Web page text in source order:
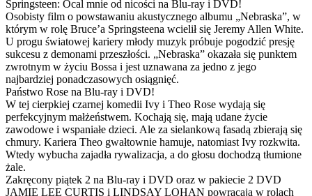
Springsteen: Ocal mnie od nicości na Blu-ray i DVD!
Osobisty film o powstawaniu akustycznego albumu „Nebraska”, w
którym w rolę Bruce’a Springsteena wcielił się Jeremy Allen White.
U progu światowej kariery młody muzyk próbuje pogodzić presję
sukcesu z demonami przeszłości. „Nebraska” okazała się punktem
zwrotnym w życiu Bossa i jest uznawana za jedno z jego
najbardziej ponadczasowych osiągnięć.
Państwo Rose na Blu-ray i DVD!
W tej cierpkiej czarnej komedii Ivy i Theo Rose wydają się
perfekcyjnym małżeństwem. Kochają się, mają udane życie
zawodowe i wspaniałe dzieci. Ale za sielankową fasadą zbierają się
chmury. Kariera Theo gwałtownie hamuje, natomiast Ivy rozkwita.
Wtedy wybucha zajadła rywalizacja, a do głosu dochodzą tłumione
żale.
Zakręcony piątek 2 na Blu-ray i DVD oraz w pakiecie 2 DVD
JAMIE LEE CURTIS i LINDSAY LOHAN powracają w rolach